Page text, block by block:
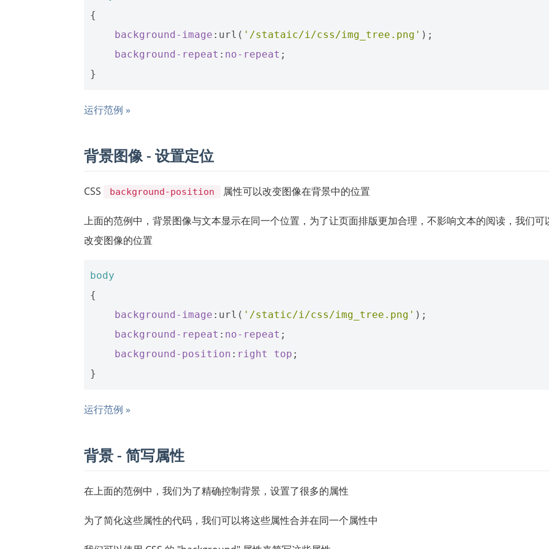
{
background-image : url ( '/stataic/i/css/img_tree.png' );
background-repeat : no-repeat ;
}
运行范例 »
背景图像 - 设置定位
CSS background-position 属性可以改变图像在背景中的位置
上面的范例中，背景图像与文本显示在同一个位置，为了让页面排版更加合理，不影响文本的阅读，我们可
改变图像的位置
body
{
background-image : url ( '/static/i/css/img_tree.png' );
background-repeat : no-repeat ;
background-position : right top ;
}
运行范例 »
背景 - 简写属性
在上面的范例中，我们为了精确控制背景，设置了很多的属性
为了简化这些属性的代码，我们可以将这些属性合并在同一个属性中